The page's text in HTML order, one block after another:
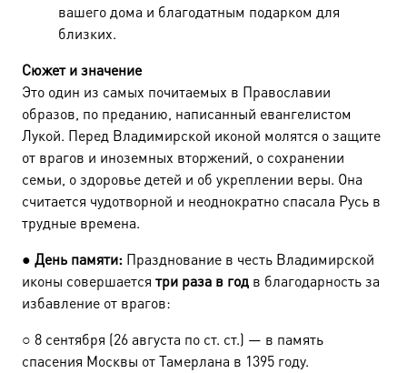
вашего дома и благодатным подарком для
близких.
Сюжет и значение
Это один из самых почитаемых в Православии
образов, по преданию, написанный евангелистом
Лукой. Перед Владимирской иконой молятся о защите
от врагов и иноземных вторжений, о сохранении
семьи, о здоровье детей и об укреплении веры. Она
считается чудотворной и неоднократно спасала Русь в
трудные времена.
● День памяти: Празднование в честь Владимирской
иконы совершается три раза в год в благодарность за
избавление от врагов:
○ 8 сентября (26 августа по ст. ст.) — в память
спасения Москвы от Тамерлана в 1395 году.